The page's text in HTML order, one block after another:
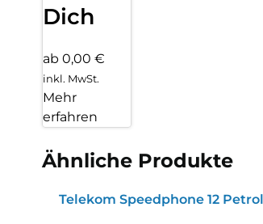
Dich
ab 0,00 €
inkl. MwSt.
Mehr
erfahren
Ähnliche Produkte
Telekom Speedphone 12 Petrol